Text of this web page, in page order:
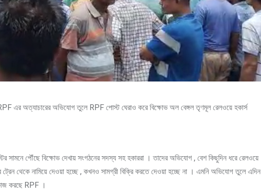
এর অত্যাচারের অভিযোগ তুলে RPF পোস্ট ঘেরাও করে বিক্ষোভ অল বেঙ্গল তৃণমূল রেলওয়ে হকার্স
সামনে পৌঁছে বিক্ষোভ দেখায় সংগঠনের সদস্য সহ হকাররা । তাদের অভিযোগ , বেশ কিছুদিন ধরে রেলওয়ে
থেকে নামিয়ে দেওয়া হচ্ছে , কখনও সামগ্রী বিক্রি করতে দেওয়া হচ্ছে না । এমনি অভিযোগ তুলে এদিন
করছে RPF ।